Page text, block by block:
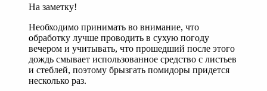
На заметку!
Необходимо принимать во внимание, что
обработку лучше проводить в сухую погоду
вечером и учитывать, что прошедший после этого
дождь смывает использованное средство с листьев
и стеблей, поэтому брызгать помидоры придется
несколько раз.